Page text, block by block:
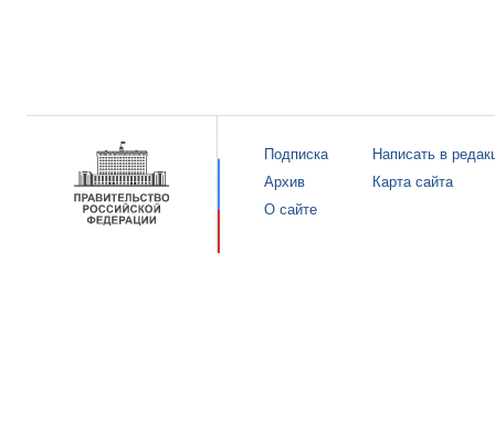
Подписка
Архив
О сайте
Написать в
Карта сайта